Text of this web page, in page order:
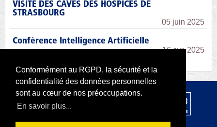
Conformément au RGPD, la sécurité et la
confidentialité des données personnelles
sont au cœur de nos préoccupations.
En savoir plus...
VISITE DES CAVES DES HOSPICES DE
STRASBOURG
05 juin 2025
Conférence Intelligence Artificielle
16 avr. 2025
© 2026 par Rotary D1680 |